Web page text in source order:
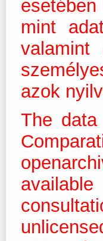
mint
azok
The